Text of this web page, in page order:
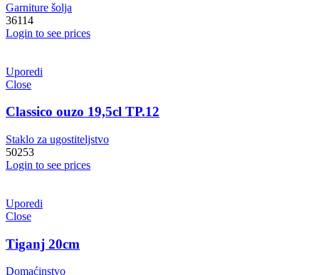
Garniture šolja
36114
Login to see prices
Uporedi
Close
Classico ouzo 19,5cl TP.12
Staklo za ugostiteljstvo
50253
Login to see prices
Uporedi
Close
Tiganj 20cm
Domaćinstvo